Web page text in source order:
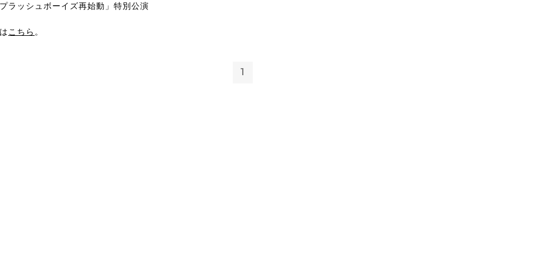
プラッシュボーイズ再始動」特別公演
こちら 。
1